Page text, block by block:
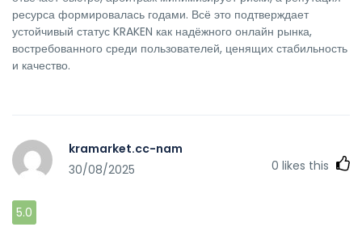
ресурса формировалась годами. Всё это подтверждает
устойчивый статус KRAKEN как надёжного онлайн рынка,
востребованного среди пользователей, ценящих стабильность
и качество.
kramarket.cc-nam
30/08/2025
0 likes this
5.0